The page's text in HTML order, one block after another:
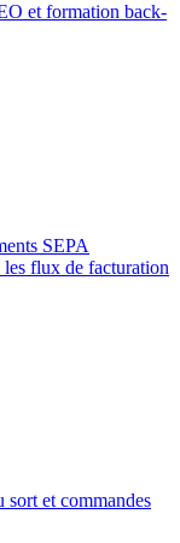
et formation back-
SEPA
les flux de facturation
et commandes